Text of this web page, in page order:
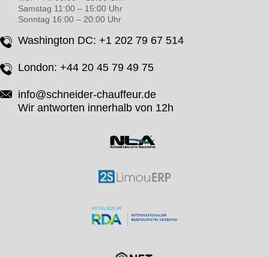
Samstag 11:00 – 15:00 Uhr
Sonntag 16:00 – 20:00 Uhr
Washington DC: +1 202 79 67 514
London: +44 20 45 79 49 75
info@schneider-chauffeur.de
Wir antworten innerhalb von 12h